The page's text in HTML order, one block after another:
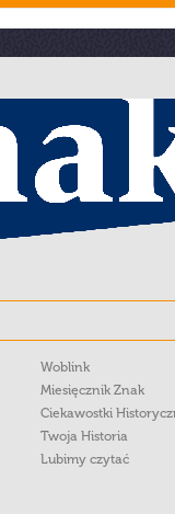
Woblink
Miesięcznik Znak
Ciekawostki
Twoja Historia
Lubimy czytać